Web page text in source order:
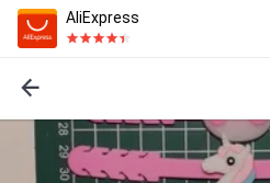
AliExpress